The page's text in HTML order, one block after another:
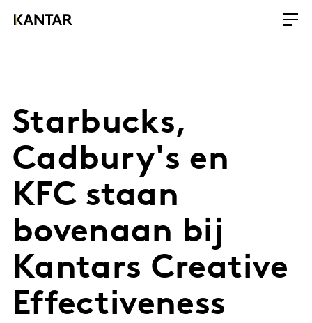
Starbucks,
Cadbury's en
KFC staan
bovenaan bij
Kantars Creative
Effectiveness